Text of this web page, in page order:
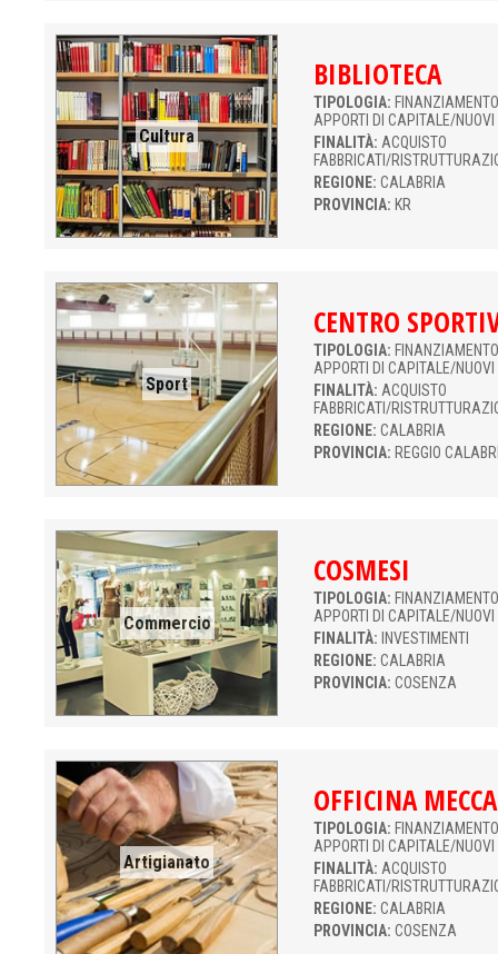
Cultura
BIBLIOTECA
TIPOLOGIA:
APPORTI DI CAPITALE/NUOVI
FINALITÀ: ACQUISTO
FABBRICATI/
REGIONE: CALABRIA
PROVINCIA: KR
Sport
CENTRO
TIPOLOGIA:
APPORTI DI CAPITALE/NUOVI
FINALITÀ: ACQUISTO
FABBRICATI/
REGIONE: CALABRIA
PROVINCIA: REGGIO
Commercio
COSMESI
TIPOLOGIA:
APPORTI DI CAPITALE/NUOVI
FINALITÀ: INVESTIMENTI
REGIONE: CALABRIA
PROVINCIA: COSENZA
Artigianato
OFFICINA
TIPOLOGIA:
APPORTI DI CAPITALE/NUOVI
FINALITÀ: ACQUISTO
FABBRICATI/
REGIONE: CALABRIA
PROVINCIA: COSENZA